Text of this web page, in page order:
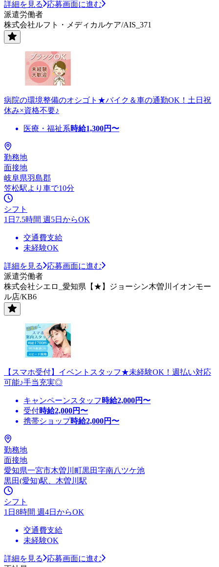
詳細を見る
応募画面に進む
派遣労働者
株式会社ルフト・メディカルケア/AIS_371
病院の環境整備のオシゴト★バイク＆車の通勤OK！土日祝
休み×資格不要♪
医療・福祉系時給1,300円〜
勤務地
面接地
岐阜県羽島郡
笠松駅より車で10分
シフト
1日7.5時間 週5日からOK
交通費支給
未経験OK
詳細を見る
応募画面に進む
派遣労働者
株式会社シエロ_愛知県【★】ジョーシン木曽川イオンモー
ル店/KB6
【スマホ受付】イベントスタッフ★未経験OK！週払い対応
可能♪手当充実◎
キャンペーンスタッフ 時給2,000円〜
受付時給2,000円〜
携帯ショップ時給2,000円〜
勤務地
面接地
愛知県一宮市木曽川町黒田字南八ツケ池
黒田(愛知)駅、木曽川駅
シフト
1日8時間 週4日からOK
交通費支給
未経験OK
詳細を見る
応募画面に進む